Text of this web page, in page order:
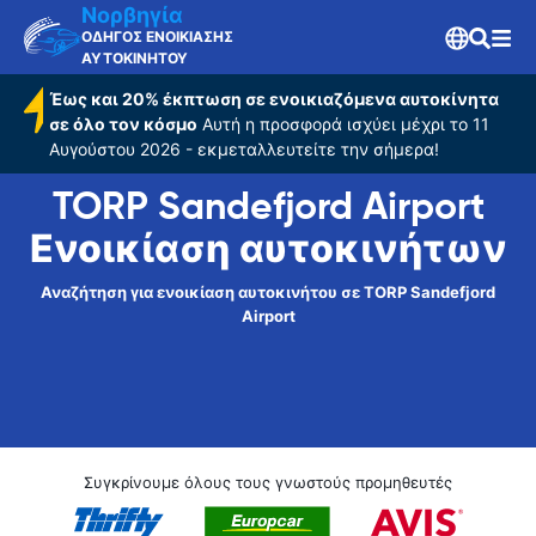
Νορβηγία
ΟΔΗΓΟΣ ΕΝΟΙΚΙΑΣΗΣ
ΑΥΤΟΚΙΝΗΤΟΥ
Έως και 20% έκπτωση σε ενοικιαζόμενα αυτοκίνητα
σε όλο τον κόσμο Αυτή η προσφορά ισχύει μέχρι το 11
Αυγούστου 2026 - εκμεταλλευτείτε την σήμερα!
TORP Sandefjord Airport
Ενοικίαση αυτοκινήτων
Αναζήτηση για ενοικίαση αυτοκινήτου σε TORP Sandefjord
Airport
Συγκρίνουμε όλους τους γνωστούς προμηθευτές